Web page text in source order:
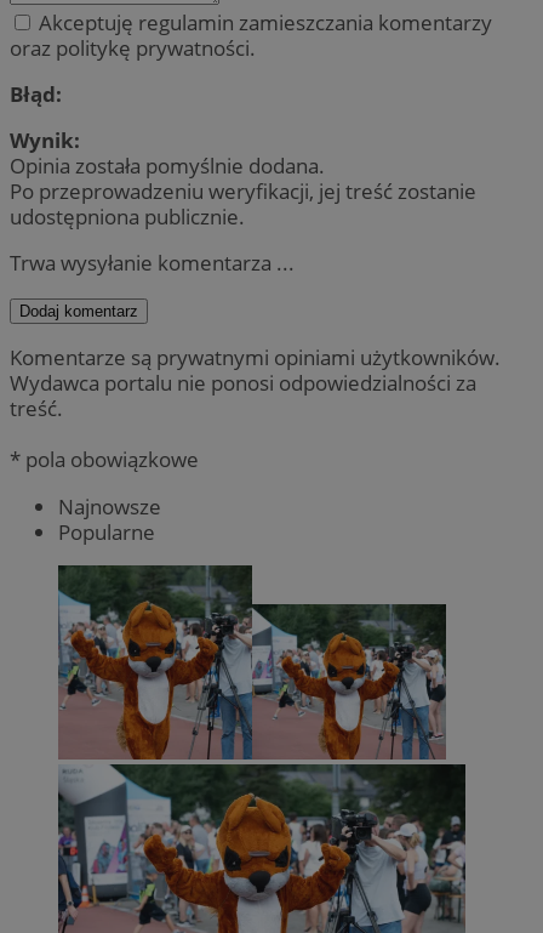
Akceptuję regulamin zamieszczania komentarzy
oraz politykę prywatności.
Błąd:
Wynik:
Opinia została pomyślnie dodana.
Po przeprowadzeniu weryfikacji, jej treść zostanie
udostępniona publicznie.
Trwa wysyłanie komentarza ...
Dodaj komentarz
Komentarze są prywatnymi opiniami użytkowników.
Wydawca portalu nie ponosi odpowiedzialności za
treść.
* pola obowiązkowe
Najnowsze
Popularne